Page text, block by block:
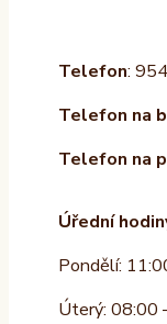
Telefon:
Telefon na
Telefon na
Úřední
Pondělí:
Úterý: 08:00